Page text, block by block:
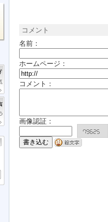
コメント
名前：
ホームページ：
コメント：
画像認証：